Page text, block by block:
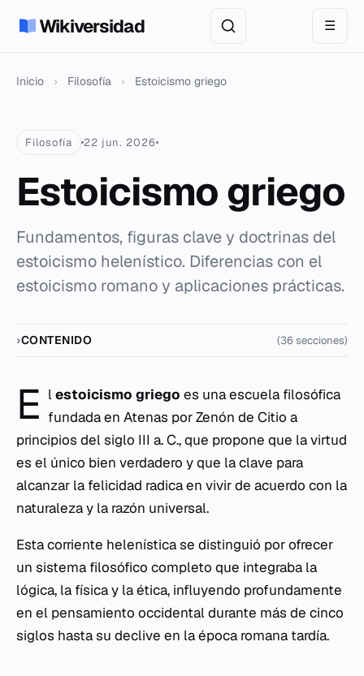
Wikiversidad ☰
Inicio › Filosofía › Estoicismo griego
Filosofía 22 jun. 2026
Estoicismo griego
Fundamentos, figuras clave y doctrinas del
estoicismo helenístico. Diferencias con el
estoicismo romano y aplicaciones prácticas.
CONTENIDO (36 secciones)
E lestoicismo griego es una escuela filosófica
fundada en Atenas por Zenón de Citio a
principios del siglo III a. C., que propone que la virtud
es el único bien verdadero y que la clave para
alcanzar la felicidad radica en vivir de acuerdo con la
naturaleza y la razón universal.
Esta corriente helenística se distinguió por ofrecer
un sistema filosófico completo que integraba la
lógica, la física y la ética, influyendo profundamente
en el pensamiento occidental durante más de cinco
siglos hasta su declive en la época romana tardía.